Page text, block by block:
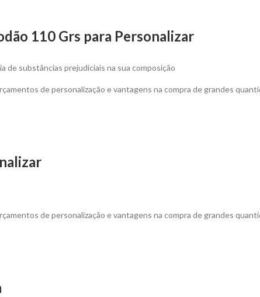
110 Grs para Personalizar
de substâncias prejudiciais na sua composição
de personalização e vantagens na compra de grandes
de personalização e vantagens na compra de grandes